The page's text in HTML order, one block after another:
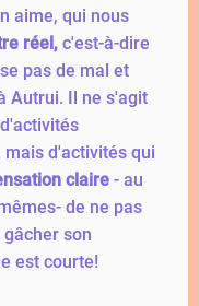
aime, qui nous
réel, c'est-à-dire
pas de mal et
Autrui. Il ne s'agit
d'activités qui
claire - au
de ne pas
son
est courte!